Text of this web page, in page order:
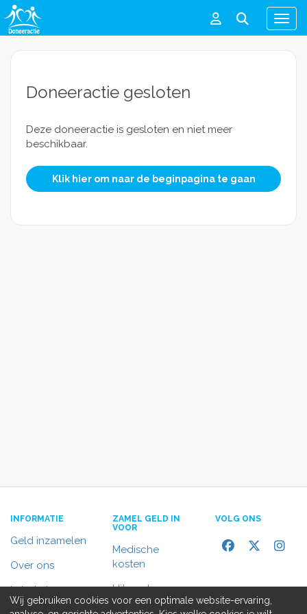
Menu
Doneeractie gesloten
Deze doneeractie is gesloten en niet meer
beschikbaar.
Klik hier om naar de beginpagina te gaan
INFORMATIE
Geld inzamelen
Over ons
In het nieuws
ZAMEL GELD IN
VOOR
Medische
kosten
Uitvaart
VOLG ONS
Wij gebruiken cookies voor een optimale website-ervaring,